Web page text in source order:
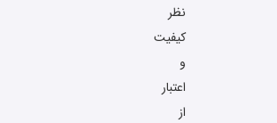
نظر
کیفیت
و
اعتبار
از